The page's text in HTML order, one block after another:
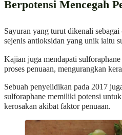
Berpotensi Mencegah
Sayuran yang turut dikenali
sejenis antioksidan yang unik iaitu
Kajian juga mendapati
proses penuaan, mengurangkan
Sebuah penyelidikan pada 2017
sulforaphane memiliki potensi
kerosakan akibat faktor penuaan.